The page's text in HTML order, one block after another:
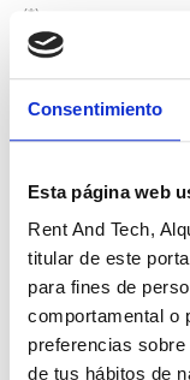
Consentimiento
Esta página web
Rent And Tech,
titular de este
para fines de
comportamental o
preferencias
de tus hábitos de
(*)
(1) IVA y demás tasas o
(2) Contrato de
TECNOLÓGICOS, S.L.
póliza colectiva nº:
(3)El plazo de entrega
la fotografía podrían no
variar elementos como
(4) La operación estará
parte de BBVA.
(5) Oferta válida para